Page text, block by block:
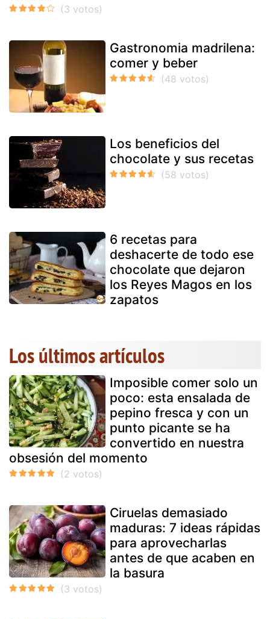
Gastronomia madrilena:
comer y beber
Los beneficios del
chocolate y sus recetas
6 recetas para
deshacerte de todo ese
chocolate que dejaron
los Reyes Magos en los
zapatos
Los últimos artículos
Imposible comer solo un
poco: esta ensalada de
pepino fresca y con un
punto picante se ha
convertido en nuestra
obsesión del momento
Ciruelas demasiado
maduras: 7 ideas rápidas
para aprovecharlas
antes de que acaben en
la basura